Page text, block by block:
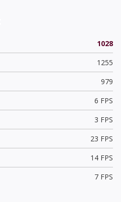
1028
1255
979
6 FPS
3 FPS
23 FPS
14 FPS
7 FPS